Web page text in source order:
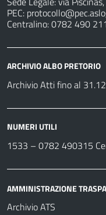
PEC:
Centralino: 0782 490 211
ARCHIVIO ALBO PRETORIO
Archivio Atti fino al
NUMERI UTILI
1533 – 0782 490315
AMMINISTRAZIONE
Archivio ATS